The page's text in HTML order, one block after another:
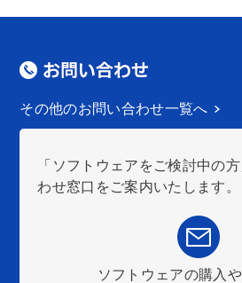
その他のお問い合わせ一覧へ
「ソフトウェアをご検討中の
わせ窓口をご案内いたします。
ソフトウェアの購入